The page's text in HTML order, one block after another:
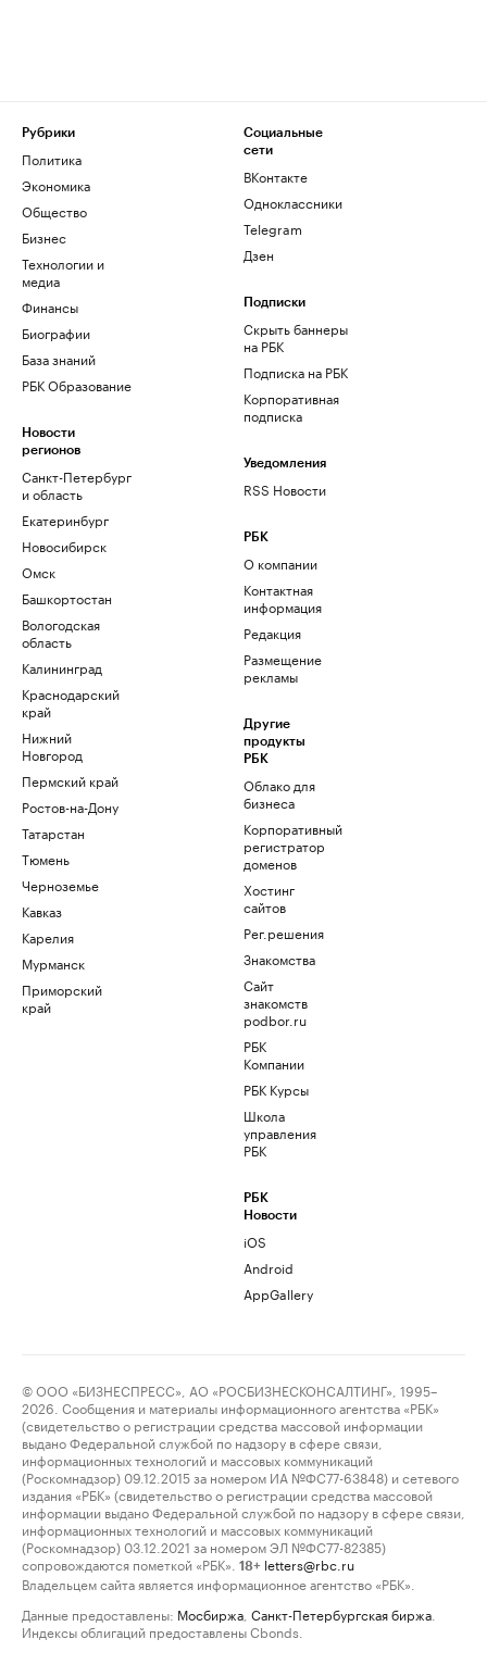
Рубрики
Политика
Экономика
Общество
Бизнес
Технологии и
медиа
Финансы
Биографии
База знаний
РБК Образование
Новости
регионов
Санкт-Петербург
и область
Екатеринбург
Новосибирск
Омск
Башкортостан
Вологодская
область
Калининград
Краснодарский
край
Нижний
Новгород
Пермский край
Ростов-на-Дону
Татарстан
Тюмень
Черноземье
Кавказ
Карелия
Мурманск
Приморский
край
Социальные
сети
ВКонтакте
Одноклассники
Telegram
Дзен
Подписки
Скрыть баннеры
на РБК
Подписка на РБК
Корпоративная
подписка
Уведомления
RSS Новости
РБК
О компании
Контактная
информация
Редакция
Размещение
рекламы
Другие
продукты
РБК
Облако для
бизнеса
Корпоративный
регистратор
доменов
Хостинг
сайтов
Рег.решения
Знакомства
Сайт
знакомств
podbor.ru
РБК
Компании
РБК Курсы
Школа
управления
РБК
РБК
Новости
iOS
Android
AppGallery
© ООО «БИЗНЕСПРЕСС», АО «РОСБИЗНЕСКОНСАЛТИНГ», 1995–
2026. Сообщения и материалы информационного агентства «РБК»
(свидетельство о регистрации средства массовой информации
выдано Федеральной службой по надзору в сфере связи,
информационных технологий и массовых коммуникаций
(Роскомнадзор) 09.12.2015 за номером ИА №ФС77-63848) и сетевого
издания «РБК» (свидетельство о регистрации средства массовой
информации выдано Федеральной службой по надзору в сфере связи,
информационных технологий и массовых коммуникаций
(Роскомнадзор) 03.12.2021 за номером ЭЛ №ФС77-82385)
сопровождаются пометкой «РБК».
18+ letters@rbc.ru
Владельцем сайта является информационное агентство «РБК».
Данные предоставлены: Мосбиржа Санкт-Петербургская биржа
Индексы облигаций предоставлены Cbonds.